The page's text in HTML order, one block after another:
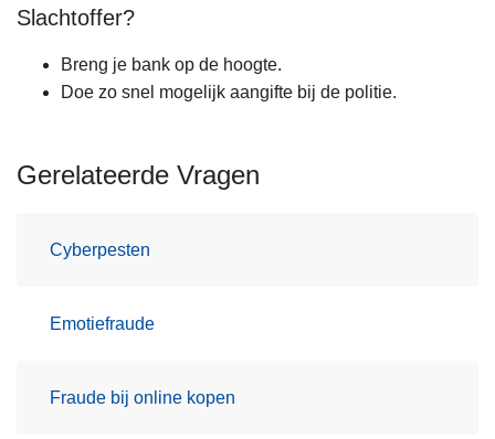
Slachtoffer?
Breng je bank op de hoogte.
Doe zo snel mogelijk aangifte bij de politie.
Gerelateerde Vragen
Cyberpesten
Emotiefraude
Fraude bij online kopen